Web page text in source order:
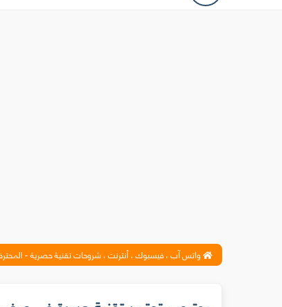
واتس آب ، فيسبوك ، أنترنت ، شروحات تقنية حصرية -